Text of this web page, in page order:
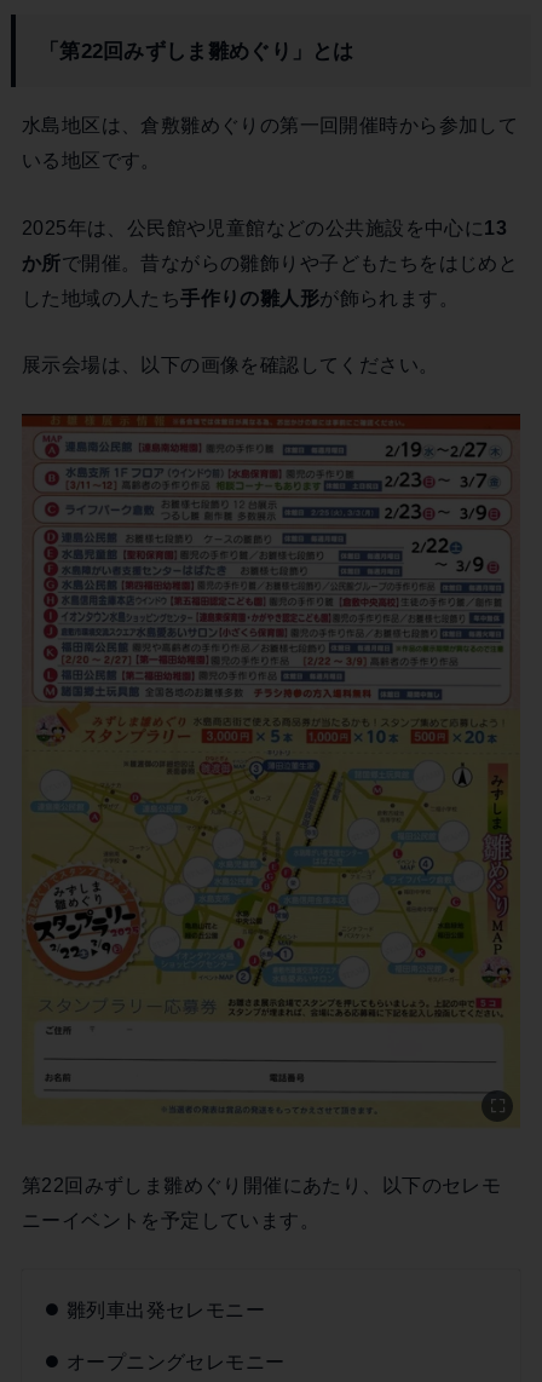
「第22回みずしま雛めぐり」とは
水島地区は、倉敷雛めぐりの第一回開催時から参加して
いる地区です。
2025年は、公民館や児童館などの公共施設を中心に 13
か所で開催。昔ながらの雛飾りや子どもたちをはじめと
した地域の人たち手作りの雛人形が飾られます。
展示会場は、以下の画像を確認してください。
第22回みずしま雛めぐり開催にあたり、以下のセレモ
ニーイベントを予定しています。
雛列車出発セレモニー
オープニングセレモニー